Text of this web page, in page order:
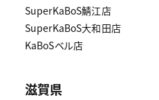
SuperKaBoS鯖江店
SuperKaBoS大和田店
KaBoSベル店
滋賀県